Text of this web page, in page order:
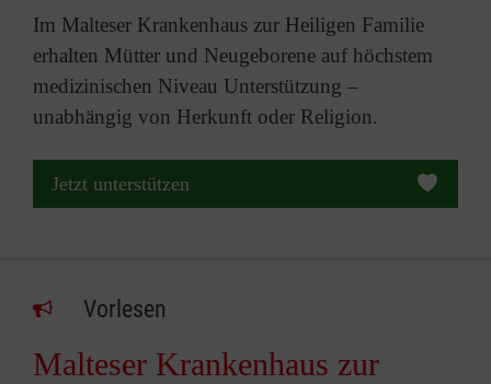
Im Malteser Krankenhaus zur Heiligen Familie
erhalten Mütter und Neugeborene auf höchstem
medizinischen Niveau Unterstützung –
unabhängig von Herkunft oder Religion.
Jetzt unterstützen
Vorlesen
Malteser Krankenhaus zur